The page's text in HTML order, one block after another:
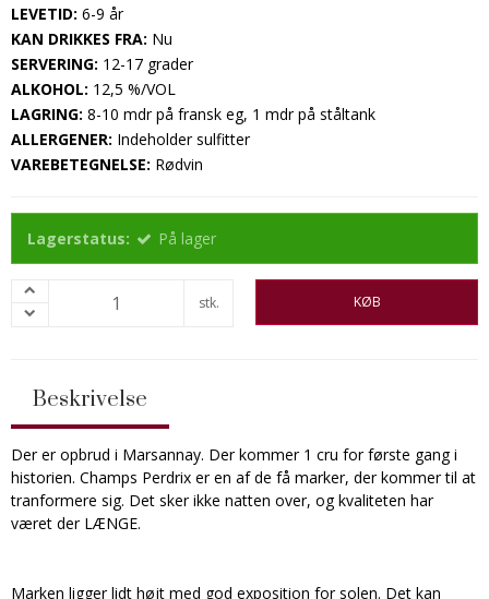
LEVETID: 6-9 år
KAN DRIKKES FRA: Nu
SERVERING: 12-17 grader
ALKOHOL: 12,5 %/VOL
LAGRING: 8-10 mdr på fransk eg, 1 mdr på ståltank
ALLERGENER: Indeholder sulfitter
VAREBETEGNELSE: Rødvin
Lagerstatus: På lager
stk. KØB
Beskrivelse
Der er opbrud i Marsannay. Der kommer 1 cru for første gang i
historien. Champs Perdrix er en af de få marker, der kommer til at
tranformere sig. Det sker ikke natten over, og kvaliteten har
været der LÆNGE.
Marken ligger lidt højt med god exposition for solen. Det kan